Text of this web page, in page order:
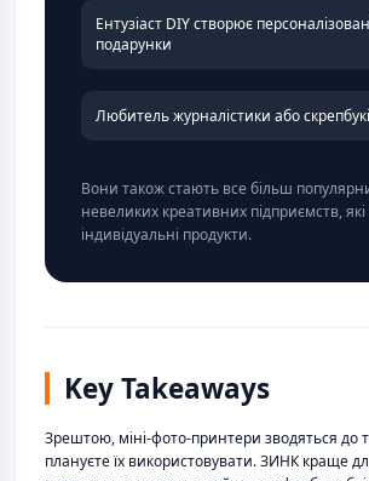
Ентузіаст DIY створює
подарунки
Любитель журналістики або
Вони також стають все більш
невеликих креативних підприємств,
індивідуальні продукти.
Key Takeaways
Зрештою, міні-фото-принтери зводяться до
плануєте їх використовувати. ЗИНК краще